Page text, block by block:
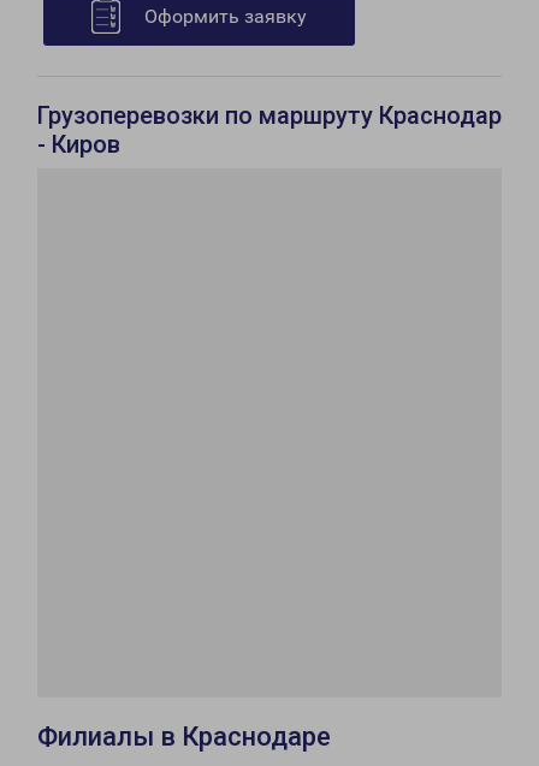
Оформить заявку
Грузоперевозки по маршруту Краснодар
- Киров
Филиалы в Краснодаре